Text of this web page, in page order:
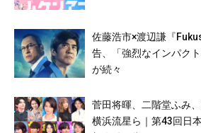
佐藤浩市×渡辺謙『
告、「強烈なインパク
が続々
菅田将暉、二階堂ふみ
横浜流星ら｜第43回日